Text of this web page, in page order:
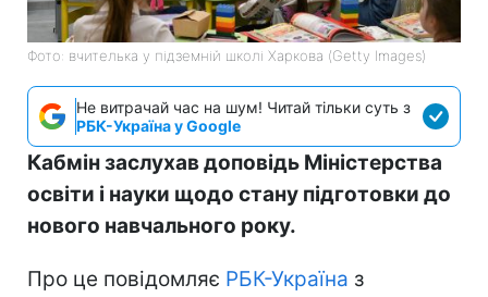
Фото: вчителька у підземній школі Харкова (Getty Images)
Не витрачай час на шум! Читай тільки суть з
РБК-Україна у Google
Кабмін заслухав доповідь Міністерства
освіти і науки щодо стану підготовки до
нового навчального року.
Про це повідомляє РБК-Україна з